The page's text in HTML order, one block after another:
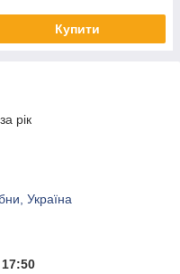
Купити
рік
Україна